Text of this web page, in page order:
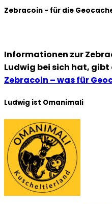
Zebracoin - für die
Informationen zur
Ludwig bei sich hat, gibt
Zebracoin – was für
Ludwig ist Omanimali